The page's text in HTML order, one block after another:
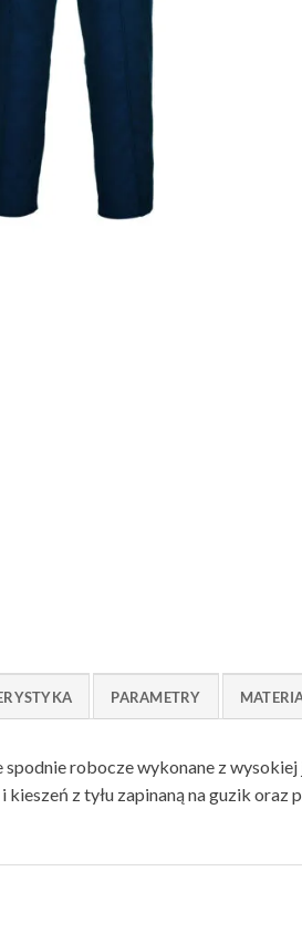
PARAMETRY
spodnie robocze wykonane z
kieszeń z tyłu zapinaną na guzik oraz